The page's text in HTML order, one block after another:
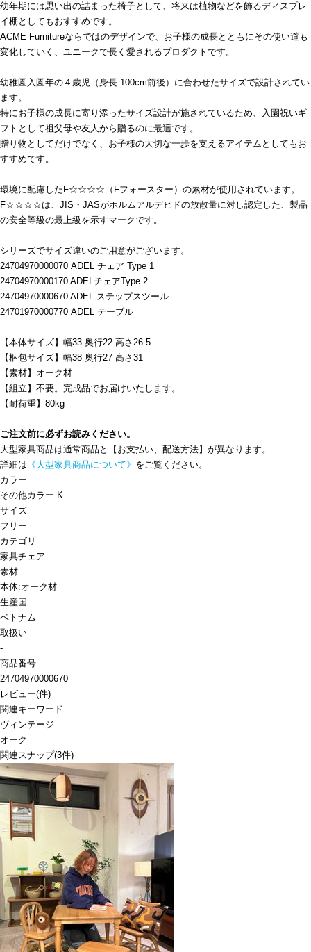
幼年期には思い出の詰まった椅子として、将来は植物などを飾るディスプレ
イ棚としてもおすすめです。
ACME Furnitureならではのデザインで、お子様の成長とともにその使い道も
変化していく、ユニークで長く愛されるプロダクトです。
幼稚園入園年の４歳児（身長 100cm前後）に合わせたサイズで設計されてい
ます。
特にお子様の成長に寄り添ったサイズ設計が施されているため、入園祝いギ
フトとして祖父母や友人から贈るのに最適です。
贈り物としてだけでなく、お子様の大切な一歩を支えるアイテムとしてもお
すすめです。
環境に配慮したF☆☆☆☆（Fフォースター）の素材が使用されています。
F☆☆☆☆は、JIS・JASがホルムアルデヒドの放散量に対し認定した、製品
の安全等級の最上級を示すマークです。
シリーズでサイズ違いのご用意がございます。
24704970000070 ADEL チェア Type 1
24704970000170 ADELチェアType 2
24704970000670 ADEL ステップスツール
24701970000770 ADEL テーブル
【本体サイズ】幅33 奥行22 高さ26.5
【梱包サイズ】幅38 奥行27 高さ31
【素材】オーク材
【組立】不要。完成品でお届けいたします。
【耐荷重】80kg
ご注文前に必ずお読みください。
大型家具商品は通常商品と【お支払い、配送方法】が異なります。
詳細は 《大型家具商品について》 をご覧ください。
カラー
その他カラー K
サイズ
フリー
カテゴリ
家具チェア
素材
本体:オーク材
生産国
ベトナム
取扱い
-
商品番号
24704970000670
レビュー(件)
関連キーワード
ヴィンテージ
オーク
関連スナップ(3件)